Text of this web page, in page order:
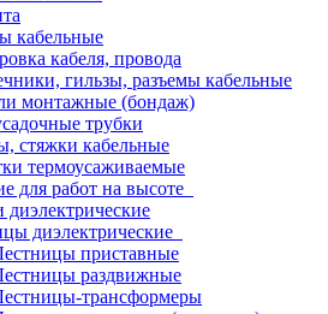
кабельные
кабеля, провода
гильзы, разъемы кабельные
монтажные (бондаж)
трубки
стяжки кабельные
термоусаживаемые
для работ на высоте
диэлектрические
приставные
раздвижные
трансформеры